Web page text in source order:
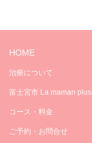
HOME
治療について
富士宮市 La maman plus
コース・料金
ご予約・お問合せ